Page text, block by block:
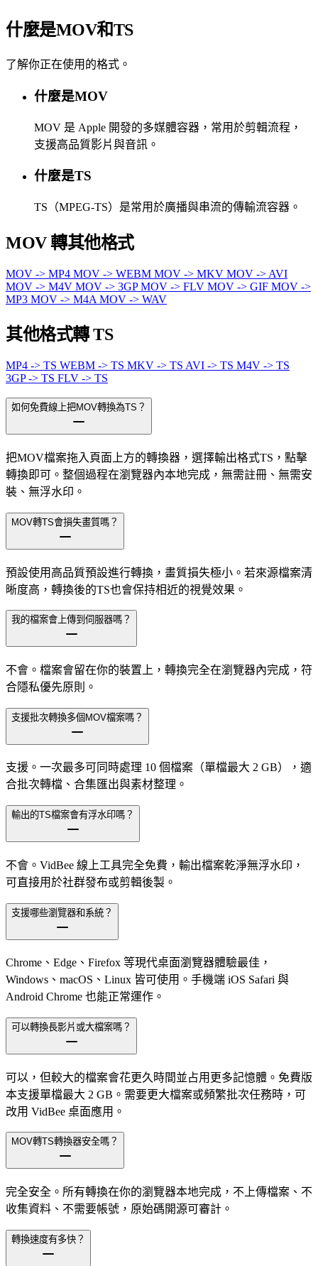
什麼是MOV和TS
了解你正在使用的格式。
什麼是MOV
MOV 是 Apple 開發的多媒體容器，常用於剪輯流程，
支援高品質影片與音訊。
什麼是TS
TS（MPEG-TS）是常用於廣播與串流的傳輸流容器。
MOV 轉其他格式
MOV -> MP4 MOV -> WEBM MOV -> MKV MOV -> AVI
MOV -> M4V MOV -> 3GPMOV -> FLV MOV -> GIF MOV ->
MP3 MOV -> M4A MOV -> WAV
其他格式轉 TS
MP4 -> TS WEBM -> TS MKV -> TS AVI -> TS M4V -> TS
3GP -> TS FLV -> TS
如何免費線上把MOV轉換為TS？
把MOV檔案拖入頁面上方的轉換器，選擇輸出格式TS，點擊
轉換即可。整個過程在瀏覽器內本地完成，無需註冊、無需安
裝、無浮水印。
MOV轉TS會損失畫質嗎？
預設使用高品質預設進行轉換，畫質損失極小。若來源檔案清
晰度高，轉換後的TS也會保持相近的視覺效果。
我的檔案會上傳到伺服器嗎？
不會。檔案會留在你的裝置上，轉換完全在瀏覽器內完成，符
合隱私優先原則。
支援批次轉換多個MOV檔案嗎？
支援。一次最多可同時處理 10 個檔案（單檔最大 2 GB），適
合批次轉檔、合集匯出與素材整理。
輸出的TS檔案會有浮水印嗎？
不會。VidBee 線上工具完全免費，輸出檔案乾淨無浮水印，
可直接用於社群發布或剪輯後製。
支援哪些瀏覽器和系統？
Chrome、Edge、Firefox 等現代桌面瀏覽器體驗最佳，
Windows、macOS、Linux 皆可使用。手機端 iOS Safari 與
Android Chrome 也能正常運作。
可以轉換長影片或大檔案嗎？
可以，但較大的檔案會花更久時間並占用更多記憶體。免費版
本支援單檔最大 2 GB。需要更大檔案或頻繁批次任務時，可
改用 VidBee 桌面應用。
MOV轉TS轉換器安全嗎？
完全安全。所有轉換在你的瀏覽器本地完成，不上傳檔案、不
收集資料、不需要帳號，原始碼開源可審計。
轉換速度有多快？